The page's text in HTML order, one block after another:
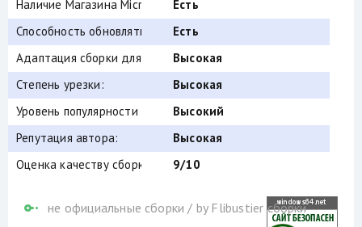
Наличие Магазина Microsoft Store:
Есть
Способность обновляться (по Windows Update) :
Есть
Адаптация сборки для игр:
Высокая
Степень урезки:
Высокая
Уровень популярности по скачиваниям:
Высокий
Репутация автора:
Высокая
Оценка качеству сборки (от windows64.net):
9/10
не официальные сборки / by Flibustier сборки